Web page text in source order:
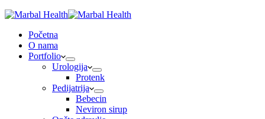
Početna
O nama
Portfolio
Urologija
Protenk
Pedijatrija
Bebecin
Neviron sirup